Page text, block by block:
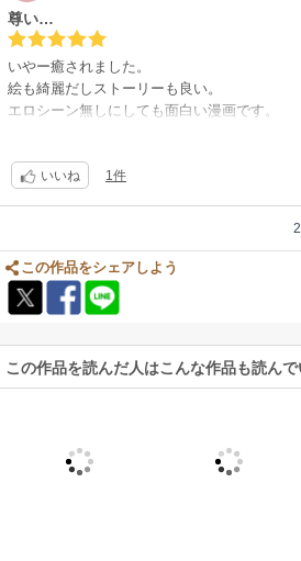
尊い…
いやー癒されました。
絵も綺麗だしストーリーも良い。
エロシーン無しにしても面白い漫画です。
いいね 1件
この作品をシェアしよう
この作品を読んだ人はこんな作品も読ん